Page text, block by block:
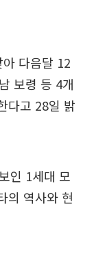
다음달 12
보령 등 4개
다고 28일 밝
인 1세대 모
의 역사와 현